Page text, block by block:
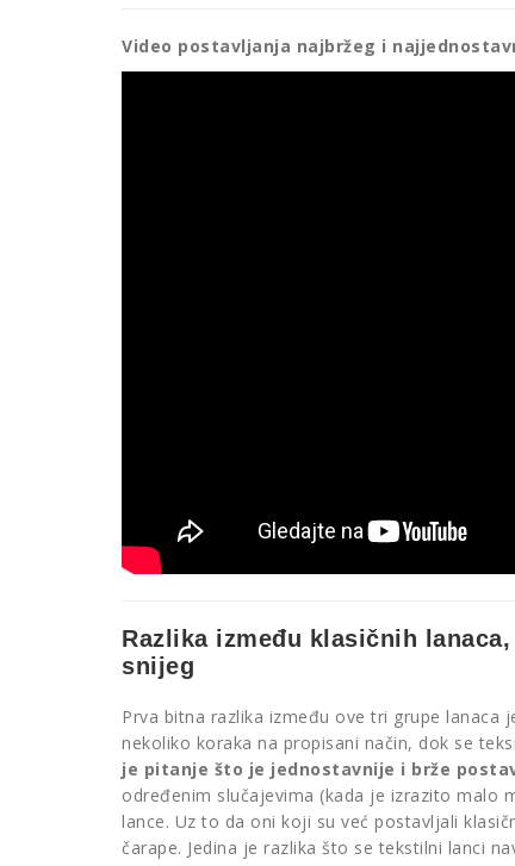
Video postavljanja najbržeg i
Razlika između klasičnih
snijeg
Prva bitna razlika između ove tri grupe lanaca
nekoliko koraka na propisani način, dok se
je pitanje što je jednostavnije i brže
određenim slučajevima (kada je izrazito malo
lance. Uz to da oni koji su već postavljali
čarape. Jedina je razlika što se tekstilni lanci